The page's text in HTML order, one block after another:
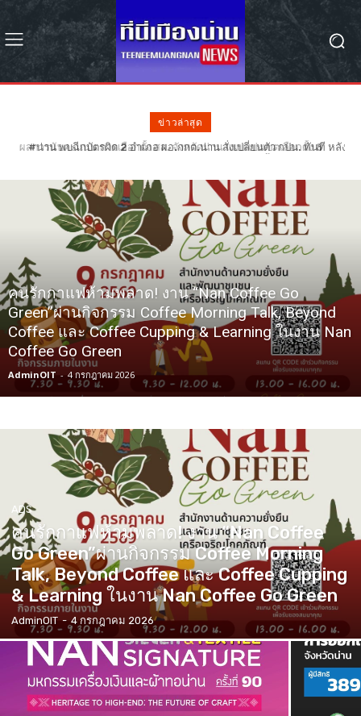
ข่าวล่าสุด
#น่าน พบฉีกบัตรผิด 2 อำเภอ ผอ.กกต.น่าน สั่งเปลี่ยนตัว กปน. ทันที หลัง
คนรักกาแฟห้ามพลาด! งาน “Nan Coffee Go
Green”ผ่านกิจกรรม Coffee Morning Talk, Beyond
Coffee และ Coffee Cupping & Learning ในงาน Nan
Coffee Go Green
AdminOIT - 4 กรกฎาคม 2026
ADS
คนรักกาแฟห้ามพลาด! งาน “Nan Coffee
Go Green”ผ่านกิจกรรม Coffee Morning
Talk, Beyond Coffee และ Coffee Cupping
& Learning ในงาน Nan Coffee Go Green
AdminOIT - 4 กรกฎาคม 2026